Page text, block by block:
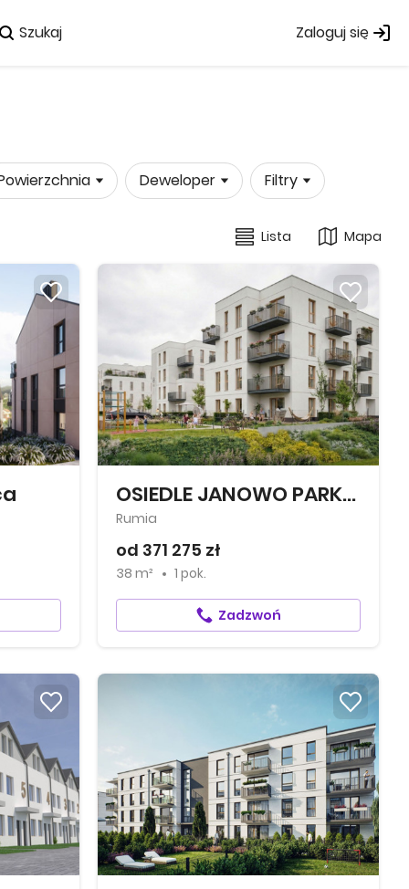
Szukaj Zaloguj się
Deweloper Filtry
Lista Mapa
OSIEDLE JANOWO PARK III
Rumia
od 371 275 zł
38 m² 1 pok.
Zadzwoń